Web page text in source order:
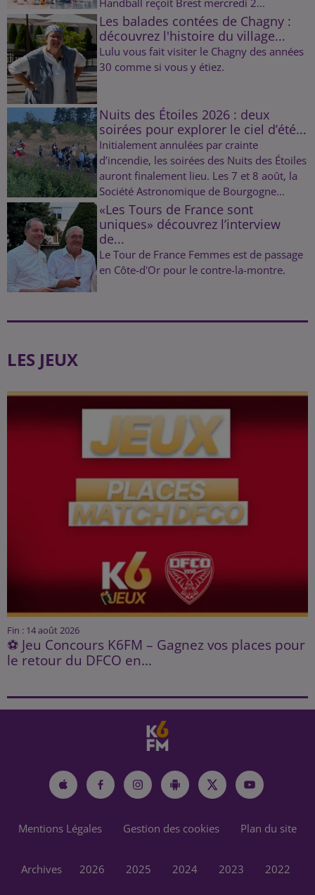
Les balades contées de Chagny :
découvrez l'histoire du village...
Lulu vous fait visiter le Chagny des années
30 comme si vous y étiez.
Nuits des Étoiles 2026 : deux
soirées pour explorer le ciel d’été...
Initialement annulées par crainte
d’incendie, les soirées des Nuits des Étoiles
auront finalement lieu. Les 7 et 8 août, la
Société Astronomique de Bourgogne...
«Les Tours de France sont
uniques» découvrez l’interview
de...
Le Tour de France Femmes est de passage
en Côte-d'Or pour le contre-la-montre.
LES JEUX
Fin : 14 août 2026
⚽ Jeu Concours K6FM – Gagnez vos places pour
le retour du DFCO en...
Mentions Légales Gestion des cookies Plan du site
Archives 2026 2025 2024 2023 2022